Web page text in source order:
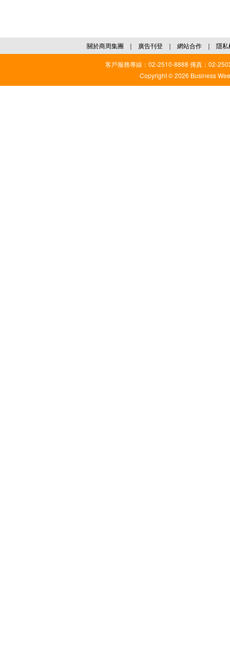
關於商周集團 ｜ 廣告刊登 ｜ 網站合作 ｜ 隱私
客戶服務專線：02-2510-8888 傳真：02-
Copyright © 2026 Business